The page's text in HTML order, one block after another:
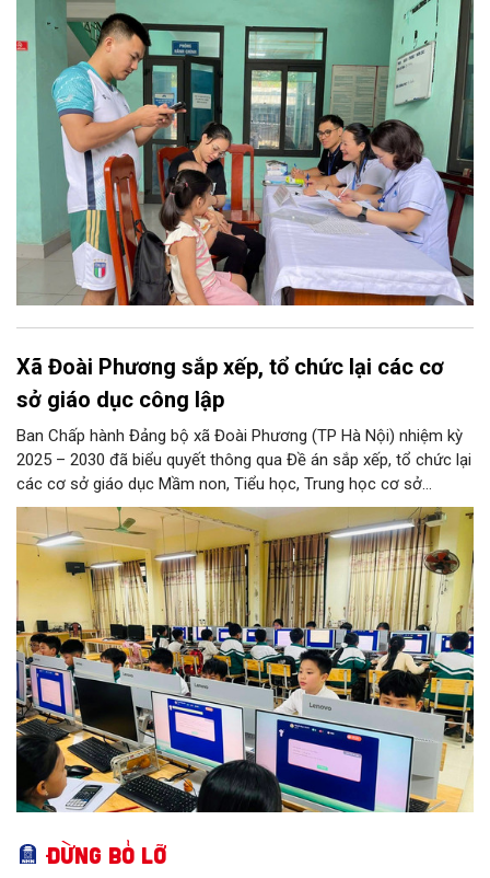
này hứa hẹn giúp mỗi người dân Thủ đô làm chủ một hồ sơ sức
khỏe điện tử duy nhất, cho phép theo dõi và chăm sóc sức
khỏe toàn diện theo vòng đời trên không gian mạng.
Xã Đoài Phương sắp xếp, tổ chức lại các cơ
sở giáo dục công lập
Ban Chấp hành Đảng bộ xã Đoài Phương (TP Hà Nội) nhiệm kỳ
2025 – 2030 đã biểu quyết thông qua Đề án sắp xếp, tổ chức lại
các cơ sở giáo dục Mầm non, Tiểu học, Trung học cơ sở
(THCS) và Đề án sắp xếp, kiện toàn, thành lập tổ chức đảng
trong các cơ sở giáo dục công lập sau sắp xếp trên địa bàn xã.
Đừng bỏ lỡ